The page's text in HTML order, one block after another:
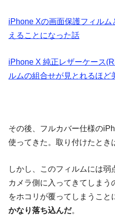
iPhone Xの画面保護フィル
えることになった話
iPhone X 純正レザーケース
ルムの組合せが見とれるほど
その後、フルカバー仕様の
使ってきた。取り付けたとき
しかし、このフィルムには
カメラ側に入ってきてしまう
をホコリが覆ってしまうこと
かなり落ち込んだ。